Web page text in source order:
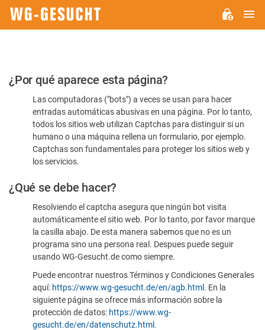
Por
favor,
confirme
humano
¿Por qué aparece esta página?
Las computadoras ("bots") a veces se usan para hacer
entradas automáticas abusivas en una página. Por lo tanto,
todos los sitios web utilizan Captchas para distinguir si un
humano o una máquina rellena un formulario, por ejemplo.
Captchas son fundamentales para proteger los sitios web y
los servicios.
¿Qué se debe hacer?
Resolviendo el captcha asegura que ningún bot visita
automáticamente el sitio web. Por lo tanto, por favor marque
la casilla abajo. De esta manera sabemos que no es un
programa sino una persona real. Despues puede seguir
usando WG-Gesucht.de como siempre.
Puede encontrar nuestros Términos y Condiciones Generales
aquí: https://www.wg-gesucht.de/en/agb.html . En la
siguiente página se ofrece más información sobre la
protección de datos: https://www.wg-
gesucht.de/en/datenschutz.html .